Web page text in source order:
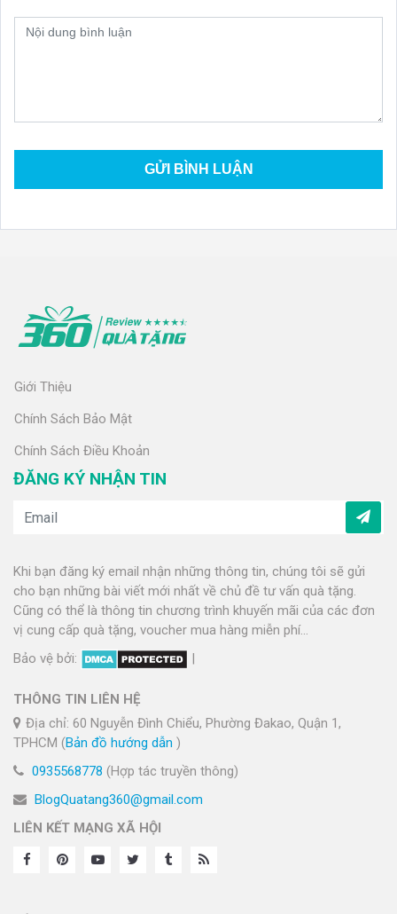
Giới Thiệu
Chính Sách Bảo Mật
Chính Sách Điều Khoản
ĐĂNG KÝ NHẬN TIN
Khi bạn đăng ký email nhận những thông tin, chúng tôi sẽ gửi
cho bạn những bài viết mới nhất về chủ đề tư vấn quà tặng.
Cũng có thể là thông tin chương trình khuyến mãi của các đơn
vị cung cấp quà tặng, voucher mua hàng miễn phí...
Bảo vệ bởi:
|
THÔNG TIN LIÊN HỆ
Địa chỉ: 60 Nguyễn Đình Chiểu, Phường Đakao, Quận 1,
TPHCM (Bản đồ hướng dẫn )
0935568778 (Hợp tác truyền thông)
BlogQuatang360@gmail.com
LIÊN KẾT MẠNG XÃ HỘI